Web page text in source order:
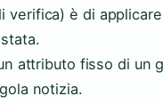
verifica) è di
attributo fisso di un
notizia.